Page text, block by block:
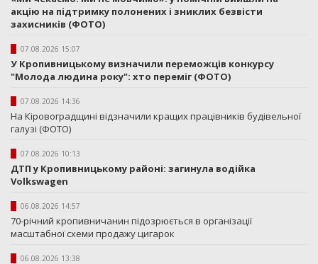
акцію на підтримку полонених і зниклих безвісти
захисників (ФОТО)
07.08.2026 15:07
У Кропивницькому визначили переможців конкурсу
"Молода людина року": хто переміг (ФОТО)
07.08.2026 14:36
На Кіровоградщині відзначили кращих працівників будівельної
галузі (ФОТО)
07.08.2026 10:13
ДТП у Кропивницькому районі: загинула водійка
Volkswagen
06.08.2026 14:57
70-річний кропивничанин підозрюється в організації
масштабної схеми продажу цигарок
06.08.2026 13:38